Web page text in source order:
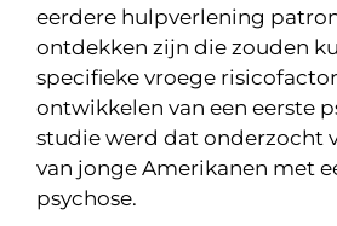
eerdere hulpverlening
ontdekken zijn die zouden
specifieke vroege
ontwikkelen van een eerste
studie werd dat onderzocht
van jonge Amerikanen met
psychose.